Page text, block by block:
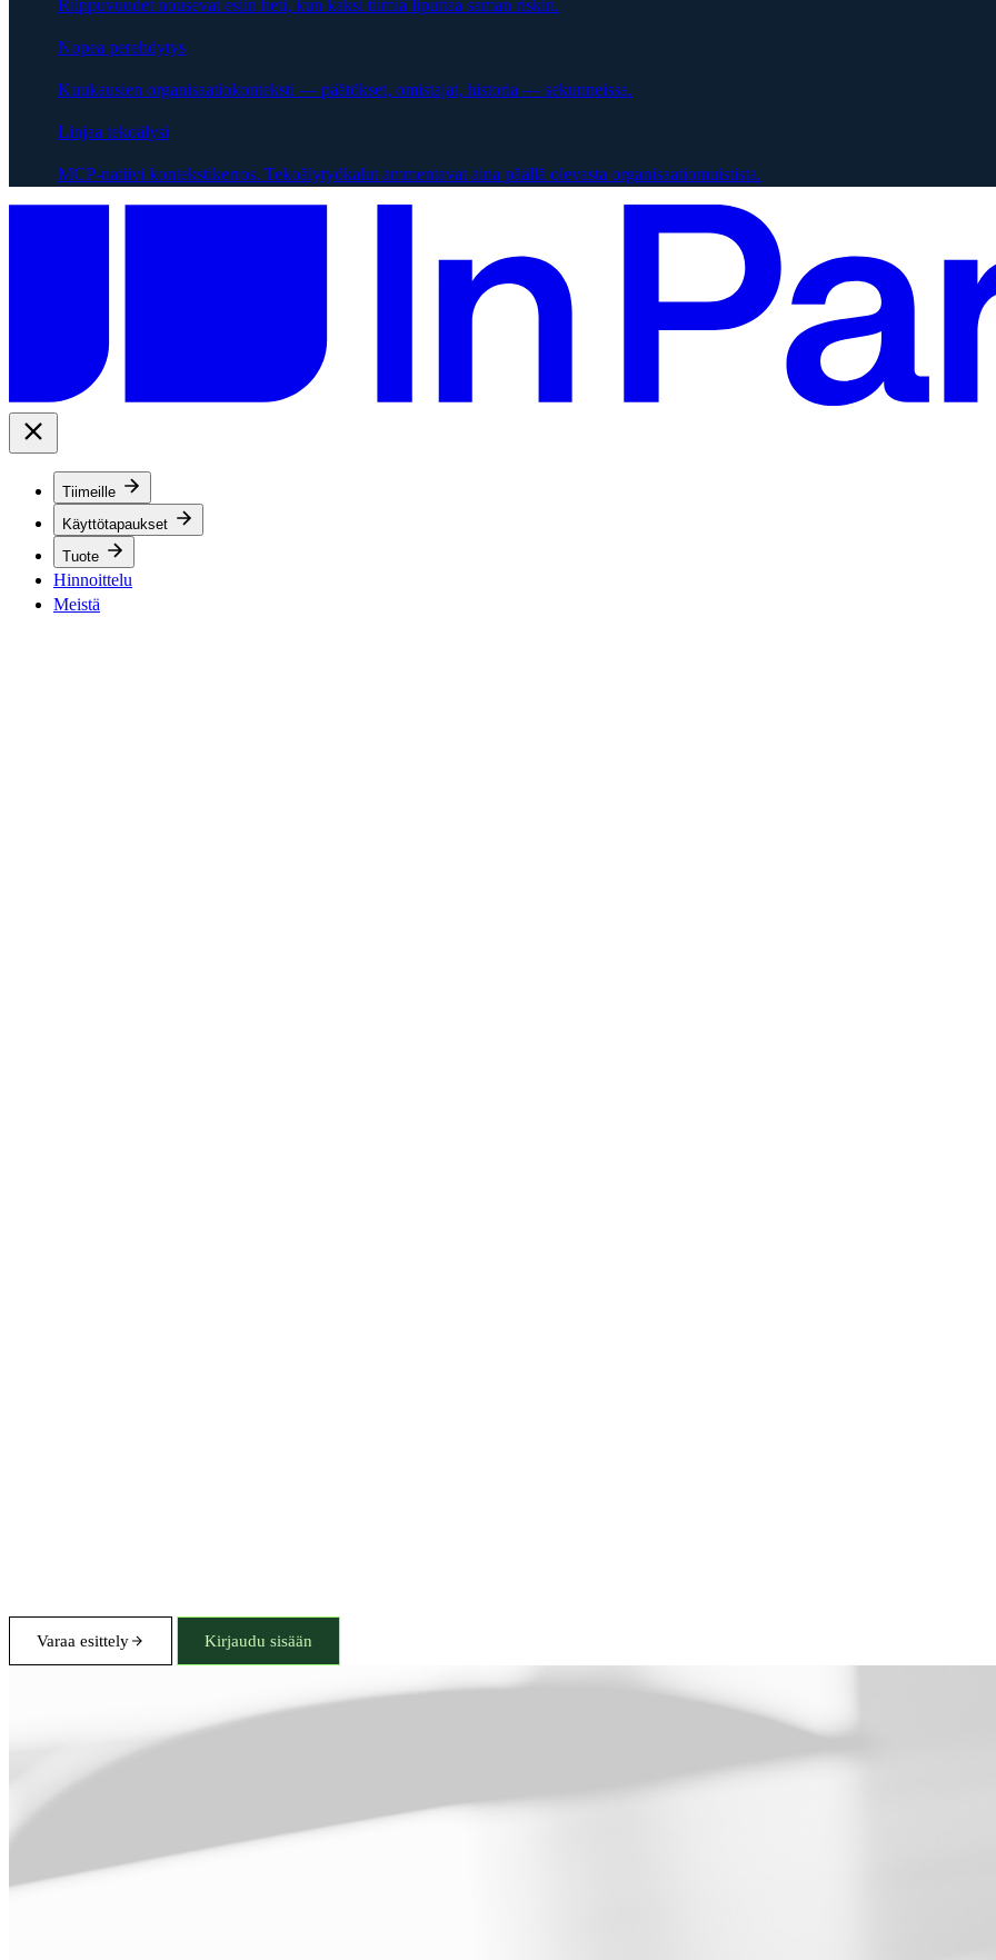
Riippuvuudet nousevat esiin heti, kun kaksi tiimiä liputtaa saman riskin.
Nopea perehdytys
Kuukausien organisaatiokonteksti — päätökset, omistajat, historia — sekunneissa.
Linjaa tekoälysi
MCP-natiivi kontekstikerros. Tekoälytyökalut ammentavat aina päällä olevasta organisaatiomuistista.
Tiimeille
Käyttötapaukset
Tuote
Hinnoittelu
Meistä
Varaa esittely Kirjaudu sisään